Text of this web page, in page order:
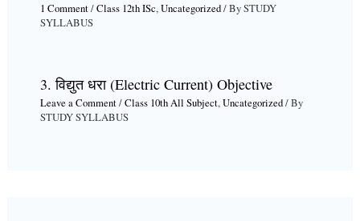
1 Comment/Class 12th ISc,Uncategorized/ BySTUDY
SYLLABUS
3. विद्युत धरा (Electric Current) Objective
Leave a Comment/Class 10th All Subject,Uncategorized/ By
STUDY SYLLABUS